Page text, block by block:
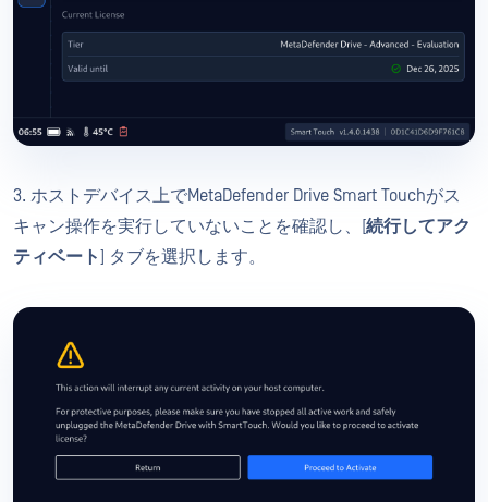
3. ホストデバイス上でMetaDefender Drive Smart Touchがス
キャン操作を実行していないことを確認し、[続行してアク
ティベート] タブを選択します。